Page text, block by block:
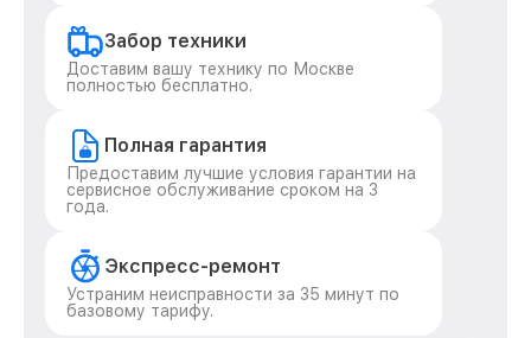
Забор техники
Доставим вашу технику по Москве
полностью бесплатно.
Полная гарантия
Предоставим лучшие условия гарантии на
сервисное обслуживание сроком на 3
года.
Экспресс-ремонт
Устраним неисправности за 35 минут по
базовому тарифу.